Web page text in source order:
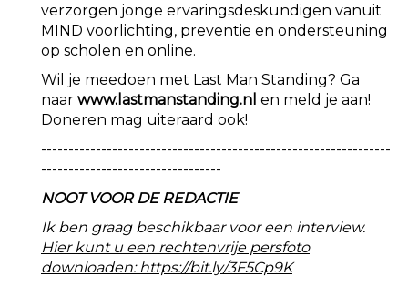
verzorgen jonge ervaringsdeskundigen vanuit
MIND voorlichting, preventie en ondersteuning
op scholen en online.
Wil je meedoen met Last Man Standing? Ga
naar www.lastmanstanding.nl en meld je aan!
Doneren mag uiteraard ook!
----------------------------------------------------------------
---------------------------------
NOOT VOOR DE REDACTIE
Ik ben graag beschikbaar voor een interview.
Hier kunt u een rechtenvrije persfoto
downloaden: https://bit.ly/3F5Cp9K